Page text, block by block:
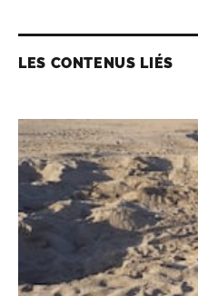
LES CONTENUS LIÉS